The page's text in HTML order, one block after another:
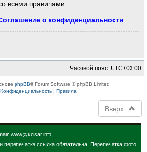
всеми правилами.
о конфиденциальности
Часовой пояс: UTC+03:00
phpBB® Forum Software © phpBB Limited
Конфиденциальность| Правила
Вверх
www@kolsar.info
перепечатке ссылка обязательна. Перепечатка фото